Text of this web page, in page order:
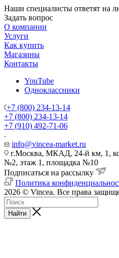
Наши специалисты ответят на
Задать вопрос
О компании
Услуги
Как купить
Магазины
Контакты
YouTube
Одноклассники
+7 (800) 234-13-14
+7 (800) 234-13-14
+7 (910) 492-71-06
info@vincea-market.ru
г.Москва, МКАД, 24-й км, 1,
№2, этаж 1, площадка №10
Подписаться на рассылку
Политика
2026 © Vincea. Все права
Найти